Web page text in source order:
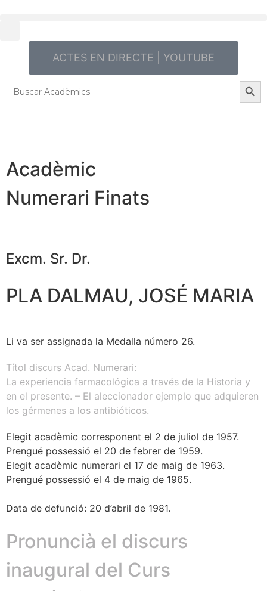
ACTES EN DIRECTE | YOUTUBE
Search
for:
Acadèmic
Numerari Finats
Excm. Sr. Dr.
PLA DALMAU, JOSÉ MARIA
Li va ser assignada la Medalla número 26.
Títol discurs Acad. Numerari:
La experiencia farmacológica a través de la Historia y
en el presente. – El aleccionador ejemplo que adquieren
los gérmenes a los antibióticos.
Elegit acadèmic corresponent el 2 de juliol de 1957.
Prengué possessió el 20 de febrer de 1959.
Elegit acadèmic numerari el 17 de maig de 1963.
Prengué possessió el 4 de maig de 1965.
Data de defunció: 20 d’abril de 1981.
Pronuncià el discurs
inaugural del Curs